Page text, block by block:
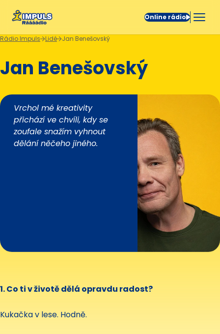
Online rádio
Rádio Impuls Lidé Jan Benešovský
Jan Benešovský
Vrchol mé kreativity
přichází ve chvíli, kdy se
zoufale snažím vyhnout
dělání něčeho jiného.
1. Co ti v životě dělá opravdu radost?
Kukačka v lese. Hodně.